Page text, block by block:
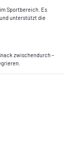
Sportbereich. Es
unterstützt die
zwischendurch –